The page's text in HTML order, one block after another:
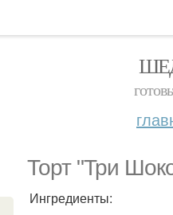
Торт "Три
Ингредиенты: